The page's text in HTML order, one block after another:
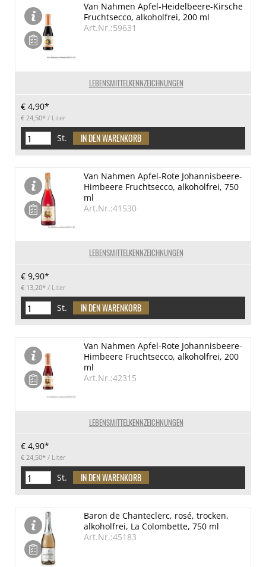
LEBENSMITTELKENNZEICHNUNGEN
Van Nahmen Apfel-Heidelbeere-Kirsche
Fruchtsecco, alkoholfrei, 200 ml
Art.Nr.:59631
€ 4,90*
€ 24,50* / Liter
St.
LEBENSMITTELKENNZEICHNUNGEN
Van Nahmen Apfel-Rote Johannisbeere-
Himbeere Fruchtsecco, alkoholfrei, 750
ml
Art.Nr.:41530
€ 9,90*
€ 13,20* / Liter
St.
LEBENSMITTELKENNZEICHNUNGEN
Van Nahmen Apfel-Rote Johannisbeere-
Himbeere Fruchtsecco, alkoholfrei, 200
ml
Art.Nr.:42315
€ 4,90*
€ 24,50* / Liter
St.
Baron de Chanteclerc, rosé, trocken,
alkoholfrei, La Colombette, 750 ml
Art.Nr.:45183